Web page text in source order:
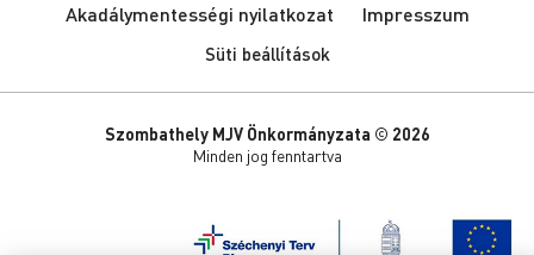
Akadálymentességi nyilatkozat
Impresszum
Süti beállítások
Szombathely MJV Önkormányzata © 2026
Minden jog fenntartva